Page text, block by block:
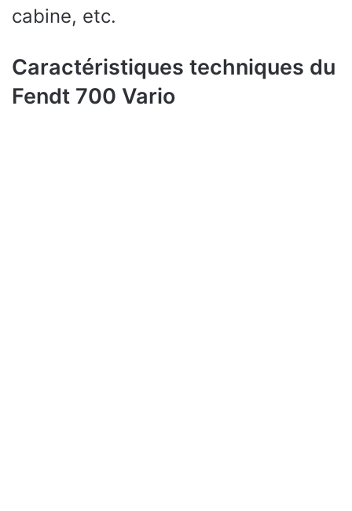
cabine, etc.
Caractéristiques techniques du
Fendt 700 Vario